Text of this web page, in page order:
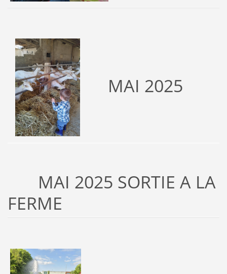
MAI 2025
MAI 2025 SORTIE A LA
FERME